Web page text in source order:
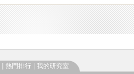
熱門排行 我的研究室